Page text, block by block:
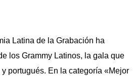
Latina de la Grabación ha
los Grammy Latinos, la gala que
portugués. En la categoría «Mejor